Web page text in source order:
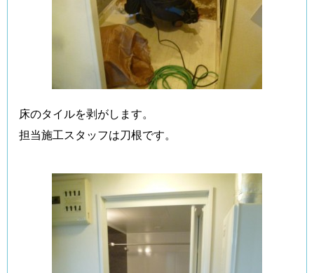
床のタイルを剥がします。
担当施工スタッフは刀根です。